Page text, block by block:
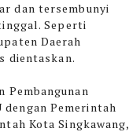
dan tersembunyi
Seperti
Daerah
dientaskan.
Pembangunan
Pemerintah
Kota Singkawang,